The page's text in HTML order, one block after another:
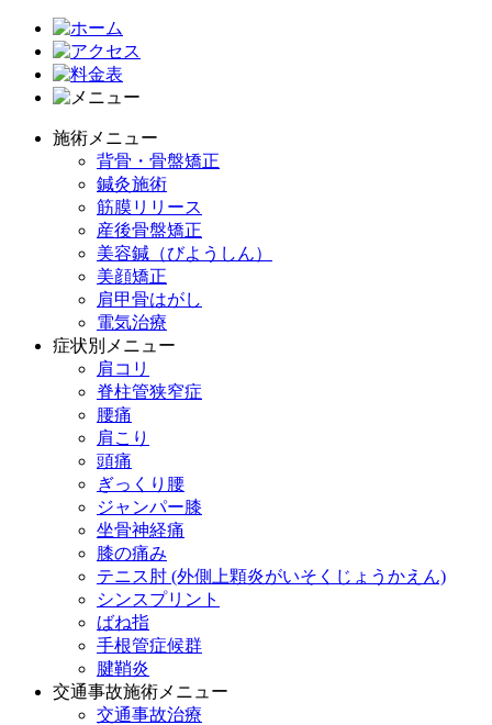
施術メニュー
背骨・骨盤矯正
鍼灸施術
筋膜リリース
産後骨盤矯正
美容鍼（びようしん）
美顔矯正
肩甲骨はがし
電気治療
症状別メニュー
肩コリ
脊柱管狭窄症
腰痛
肩こり
頭痛
ぎっくり腰
ジャンパー膝
坐骨神経痛
膝の痛み
テニス肘 (外側上顆炎がいそくじょうかえん)
シンスプリント
ばね指
手根管症候群
腱鞘炎
交通事故施術メニュー
交通事故治療